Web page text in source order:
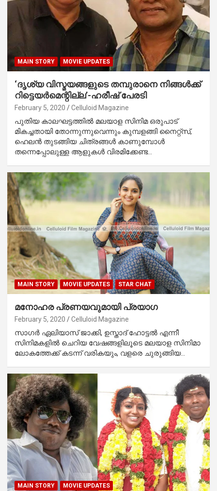
MAIN STORY MOVIE UPDATES
‘ദൃശ്യ വിസ്മയങ്ങളുടെ തമ്പുരാനെ നിങ്ങള്‍ക്ക്
റിട്ടെയര്‍മെന്റില്ല’-ഹരീഷ് പേരടി
February 5, 2020 Celluloid Magazine
പുതിയ കാലഘട്ടത്തില്‍ മലയാള സിനിമ ഒരുപാട്
മികച്ചതായി തോന്നുന്നുവെന്നും കുമ്പളങ്ങി നൈറ്റ്‌സ്,
ഹെലന്‍ തുടങ്ങിയ ചിത്രങ്ങള്‍ കാണുമ്പോള്‍
തന്നെപ്പോലുള്ള ആളുകള്‍ വിരമിക്കേണ്ട…
MAIN STORY MOVIE UPDATES STAR CHAT
മനോഹര പ്രണയവുമായി പ്രയാഗ
February 5, 2020 Celluloid Magazine
സാഗര്‍ ഏലിയാസ് ജാക്കി, ഉസ്താദ് ഹോട്ടല്‍ എന്നീ
സിനിമകളില്‍ ചെറിയ വേഷങ്ങളിലൂടെ മലയാള സിനിമാ
ലോകത്തേക്ക് കടന്ന് വരികയും, വളരെ ചുരുങ്ങിയ…
MAIN STORY MOVIE UPDATES